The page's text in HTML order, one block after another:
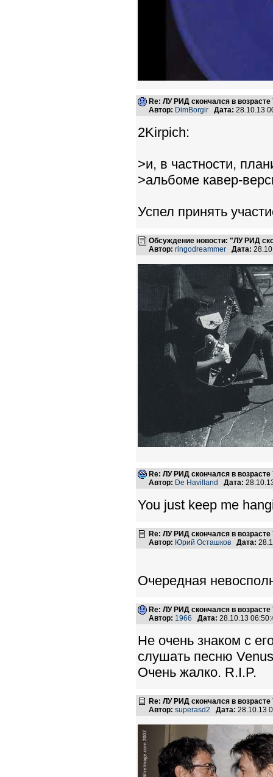
Re: ЛУ РИД скончался в возрасте
Автор: DimBorgir Дата: 28.10.13
2Kirpich:
>и, в частности,
>альбоме кавер-
Успел принять
Обсуждение новости: "ЛУ РИД
Автор: ringodreammer Дата:
Re: ЛУ РИД скончался в возрасте
Автор: De Havilland Дата:
You just keep me
Re: ЛУ РИД скончался в возрасте
Автор: Юрий Осташков Дата:
Очередная
Re: ЛУ РИД скончался в возрасте
Автор: 1966 Дата: 28.10.13
Не очень знаком с
слушать песню
Очень жалко. R.I.P.
Re: ЛУ РИД скончался в возрасте
Автор: superasd2 Дата: 28.10.13